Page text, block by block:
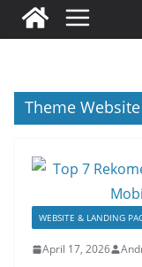
Theme Website
WEBSITE & LANDING
April 17, 2026